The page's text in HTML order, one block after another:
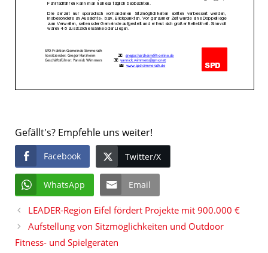
Gefällt's? Empfehle uns weiter!
Facebook Twitter/X
WhatsApp Email
LEADER-Region Eifel fördert Projekte mit 900.000 €
Aufstellung von Sitzmöglichkeiten und Outdoor
Fitness- und Spielgeräten